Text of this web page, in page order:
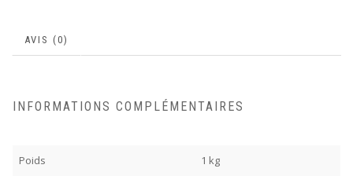
AVIS (0)
INFORMATIONS COMPLÉMENTAIRES
Poids 1 kg